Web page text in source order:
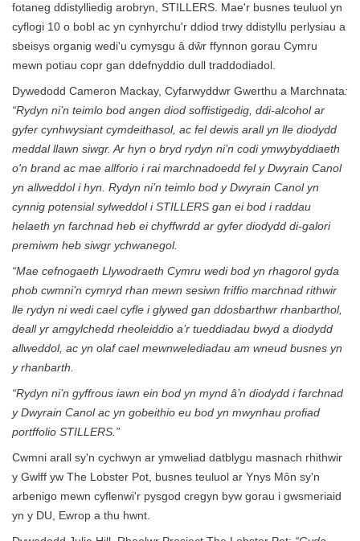
fotaneg ddistylliedig arobryn, STILLERS. Mae'r busnes teuluol yn
cyflogi 10 o bobl ac yn cynhyrchu'r ddiod trwy ddistyllu perlysiau a
sbeisys organig wedi'u cymysgu â dŵr ffynnon gorau Cymru
mewn potiau copr gan ddefnyddio dull traddodiadol.
Dywedodd Cameron Mackay, Cyfarwyddwr Gwerthu a Marchnata:
“Rydyn ni’n teimlo bod angen diod soffistigedig, ddi-alcohol ar
gyfer cynhwysiant cymdeithasol, ac fel dewis arall yn lle diodydd
meddal llawn siwgr. Ar hyn o bryd rydyn ni’n codi ymwybyddiaeth
o'n brand ac mae allforio i rai marchnadoedd fel y Dwyrain Canol
yn allweddol i hyn. Rydyn ni’n teimlo bod y Dwyrain Canol yn
cynnig potensial sylweddol i STILLERS gan ei bod i raddau
helaeth yn farchnad heb ei chyffwrdd ar gyfer diodydd di-galori
premiwm heb siwgr ychwanegol.
“Mae cefnogaeth Llywodraeth Cymru wedi bod yn rhagorol gyda
phob cwmni’n cymryd rhan mewn sesiwn friffio marchnad rithwir
lle rydyn ni wedi cael cyfle i glywed gan ddosbarthwr rhanbarthol,
deall yr amgylchedd rheoleiddio a’r tueddiadau bwyd a diodydd
allweddol, ac yn olaf cael mewnwelediadau am wneud busnes yn
y rhanbarth.
“Rydyn ni’n gyffrous iawn ein bod yn mynd â’n diodydd i farchnad
y Dwyrain Canol ac yn gobeithio eu bod yn mwynhau profiad
portffolio STILLERS.”
Cwmni arall sy'n cychwyn ar ymweliad datblygu masnach rhithwir
y Gwlff yw The Lobster Pot, busnes teuluol ar Ynys Môn sy'n
arbenigo mewn cyflenwi'r pysgod cregyn byw gorau i gwsmeriaid
yn y DU, Ewrop a thu hwnt.